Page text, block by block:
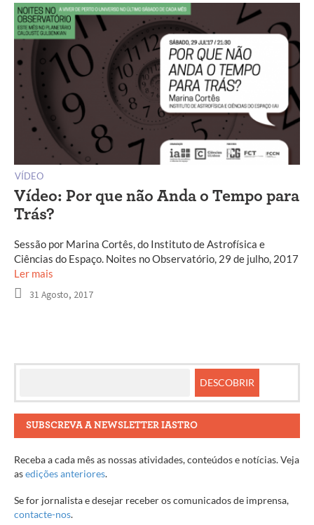
VÍDEO
Vídeo: Por que não Anda o Tempo para
Trás?
Sessão por Marina Cortês, do Instituto de Astrofísica e
Ciências do Espaço. Noites no Observatório, 29 de julho, 2017
Ler mais
31 Agosto, 2017
SUBSCREVA A NEWSLETTER IASTRO
Receba a cada mês as nossas atividades, conteúdos e notícias. Veja
asedições anteriores.
Se for jornalista e desejar receber os comunicados de imprensa,
contacte-nos.